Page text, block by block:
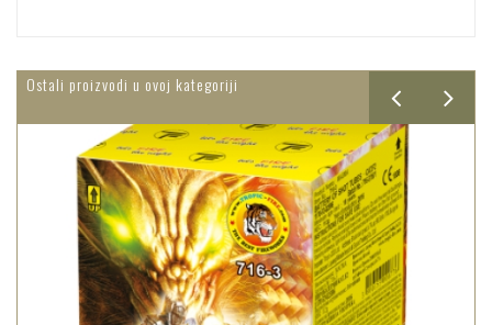
Ostali proizvodi u ovoj kategoriji